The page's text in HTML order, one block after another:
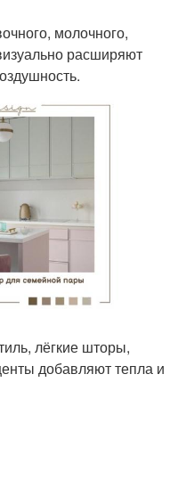
молочного,
расширяют
лёгкие шторы,
добавляют тепла и